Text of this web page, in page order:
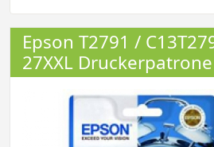
Epson T2791 /
27XXL